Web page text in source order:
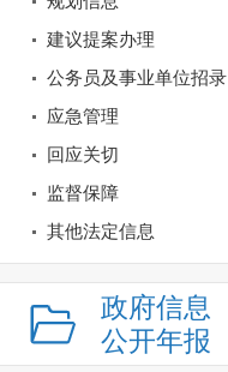
建议提案办理
公务员及事业单位招录
应急管理
回应关切
监督保障
其他法定信息
政府信息
公开年报